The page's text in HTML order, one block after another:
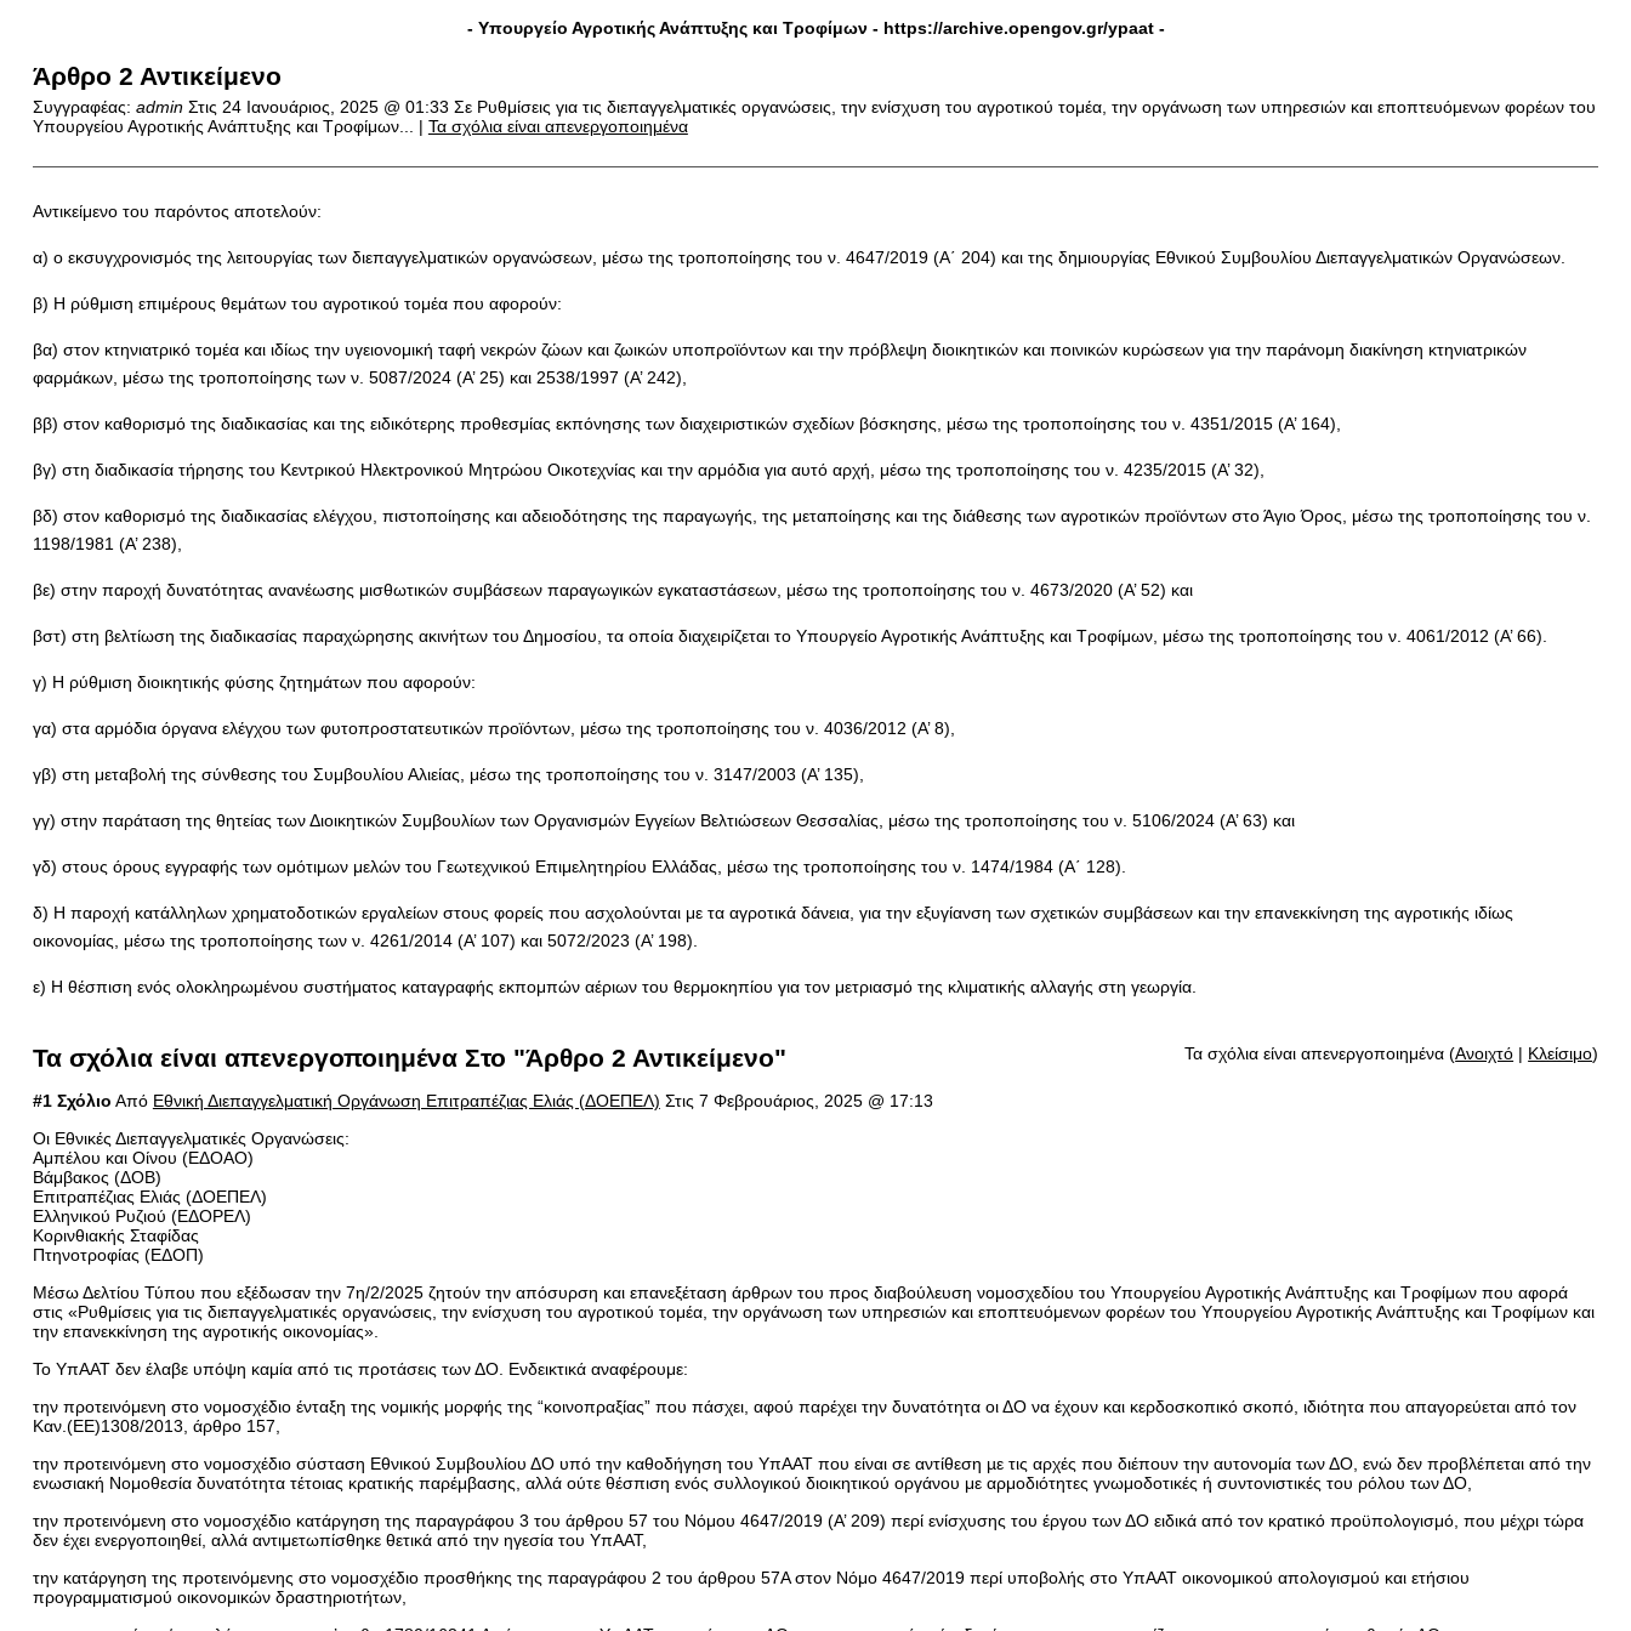
- Υπουργείο Αγροτικής Ανάπτυξης και Τροφίμων - https://archive.opengov.gr/ypaat-
Άρθρο 2 Αντικείμενο
Συγγραφέας: adminΣτις 24 Ιανουάριος, 2025 @ 01:33 Σε Ρυθμίσεις για τις διεπαγγελματικές οργανώσεις, την ενίσχυση του αγροτικού τομέα, την οργάνωση των υπηρεσιών και εποπτευόμενων φορέων του
Υπουργείου Αγροτικής Ανάπτυξης και Τροφίμων... | Τα σχόλια είναι απενεργοποιημένα
Αντικείμενο του παρόντος αποτελούν:
α) ο εκσυγχρονισμός της λειτουργίας των διεπαγγελματικών οργανώσεων, μέσω της τροποποίησης του ν. 4647/2019 (Α΄ 204) και της δημιουργίας Εθνικού Συμβουλίου Διεπαγγελματικών Οργανώσεων.
β) Η ρύθμιση επιμέρους θεμάτων του αγροτικού τομέα που αφορούν:
βα) στον κτηνιατρικό τομέα και ιδίως την υγειονομική ταφή νεκρών ζώων και ζωικών υποπροϊόντων και την πρόβλεψη διοικητικών και ποινικών κυρώσεων για την παράνομη διακίνηση κτηνιατρικών
φαρμάκων, μέσω της τροποποίησης των ν. 5087/2024 (Α’ 25) και 2538/1997 (Α’ 242),
ββ) στον καθορισμό της διαδικασίας και της ειδικότερης προθεσμίας εκπόνησης των διαχειριστικών σχεδίων βόσκησης, μέσω της τροποποίησης του ν. 4351/2015 (Α’ 164),
βγ) στη διαδικασία τήρησης του Κεντρικού Ηλεκτρονικού Μητρώου Οικοτεχνίας και την αρμόδια για αυτό αρχή, μέσω της τροποποίησης του ν. 4235/2015 (Α’ 32),
βδ) στον καθορισμό της διαδικασίας ελέγχου, πιστοποίησης και αδειοδότησης της παραγωγής, της μεταποίησης και της διάθεσης των αγροτικών προϊόντων στο Άγιο Όρος, μέσω της τροποποίησης του ν.
1198/1981 (Α’ 238),
βε) στην παροχή δυνατότητας ανανέωσης μισθωτικών συμβάσεων παραγωγικών εγκαταστάσεων, μέσω της τροποποίησης του ν. 4673/2020 (A’ 52) και
βστ) στη βελτίωση της διαδικασίας παραχώρησης ακινήτων του Δημοσίου, τα οποία διαχειρίζεται το Υπουργείο Αγροτικής Ανάπτυξης και Τροφίμων, μέσω της τροποποίησης του ν. 4061/2012 (Α’ 66).
γ) Η ρύθμιση διοικητικής φύσης ζητημάτων που αφορούν:
γα) στα αρμόδια όργανα ελέγχου των φυτοπροστατευτικών προϊόντων, μέσω της τροποποίησης του ν. 4036/2012 (Α’ 8),
γβ) στη μεταβολή της σύνθεσης του Συμβουλίου Αλιείας, μέσω της τροποποίησης του ν. 3147/2003 (Α’ 135),
γγ) στην παράταση της θητείας των Διοικητικών Συμβουλίων των Οργανισμών Εγγείων Βελτιώσεων Θεσσαλίας, μέσω της τροποποίησης του ν. 5106/2024 (Α’ 63) και
γδ) στους όρους εγγραφής των ομότιμων μελών του Γεωτεχνικού Επιμελητηρίου Ελλάδας, μέσω της τροποποίησης του ν. 1474/1984 (Α΄ 128).
δ) Η παροχή κατάλληλων χρηματοδοτικών εργαλείων στους φορείς που ασχολούνται με τα αγροτικά δάνεια, για την εξυγίανση των σχετικών συμβάσεων και την επανεκκίνηση της αγροτικής ιδίως
οικονομίας, μέσω της τροποποίησης των ν. 4261/2014 (Α’ 107) και 5072/2023 (Α’ 198).
ε) Η θέσπιση ενός ολοκληρωμένου συστήματος καταγραφής εκπομπών αέριων του θερμοκηπίου για τον μετριασμό της κλιματικής αλλαγής στη γεωργία.
Τα σχόλια είναι απενεργοποιημένα (Ανοιχτό | Κλείσιμο)
Τα σχόλια είναι απενεργοποιημένα Στο "Άρθρο 2 Αντικείμενο"
#1 Σχόλιο Από Εθνική Διεπαγγελματική Οργάνωση Επιτραπέζιας Ελιάς (ΔΟΕΠΕΛ) Στις 7 Φεβρουάριος, 2025 @ 17:13
Οι Εθνικές Διεπαγγελματικές Οργανώσεις:
Αμπέλου και Οίνου (ΕΔΟΑΟ)
Βάμβακος (ΔΟΒ)
Επιτραπέζιας Ελιάς (ΔΟΕΠΕΛ)
Ελληνικού Ρυζιού (ΕΔΟΡΕΛ)
Κορινθιακής Σταφίδας
Πτηνοτροφίας (ΕΔΟΠ)
Μέσω Δελτίου Τύπου που εξέδωσαν την 7η/2/2025 ζητούν την απόσυρση και επανεξέταση άρθρων του προς διαβούλευση νομοσχεδίου του Υπουργείου Αγροτικής Ανάπτυξης και Τροφίμων που αφορά
στις «Ρυθμίσεις για τις διεπαγγελματικές οργανώσεις, την ενίσχυση του αγροτικού τομέα, την οργάνωση των υπηρεσιών και εποπτευόμενων φορέων του Υπουργείου Αγροτικής Ανάπτυξης και Τροφίμων και
την επανεκκίνηση της αγροτικής οικονομίας».
Το ΥπΑΑΤ δεν έλαβε υπόψη καμία από τις προτάσεις των ΔΟ. Ενδεικτικά αναφέρουμε:
την προτεινόμενη στο νομοσχέδιο ένταξη της νομικής μορφής της “κοινοπραξίας” που πάσχει, αφού παρέχει την δυνατότητα οι ΔΟ να έχουν και κερδοσκοπικό σκοπό, ιδιότητα που απαγορεύεται από τον
Καν.(ΕΕ)1308/2013, άρθρο 157,
την προτεινόμενη στο νομοσχέδιο σύσταση Εθνικού Συμβουλίου ΔΟ υπό την καθοδήγηση του ΥπΑΑΤ που είναι σε αντίθεση µε τις αρχές που διέπουν την αυτονομία των ΔΟ, ενώ δεν προβλέπεται από την
ενωσιακή Νομοθεσία δυνατότητα τέτοιας κρατικής παρέμβασης, αλλά ούτε θέσπιση ενός συλλογικού διοικητικού οργάνου με αρμοδιότητες γνωμοδοτικές ή συντονιστικές του ρόλου των ΔΟ,
την προτεινόμενη στο νομοσχέδιο κατάργηση της παραγράφου 3 του άρθρου 57 του Νόμου 4647/2019 (Α’ 209) περί ενίσχυσης του έργου των ΔΟ ειδικά από τον κρατικό προϋπολογισμό, που μέχρι τώρα
δεν έχει ενεργοποιηθεί, αλλά αντιμετωπίσθηκε θετικά από την ηγεσία του ΥπΑΑΤ,
την κατάργηση της προτεινόμενης στο νομοσχέδιο προσθήκης της παραγράφου 2 του άρθρου 57Α στον Νόμο 4647/2019 περί υποβολής στο ΥπΑΑΤ οικονομικού απολογισμού και ετήσιου
προγραμματισμού οικονομικών δραστηριοτήτων,